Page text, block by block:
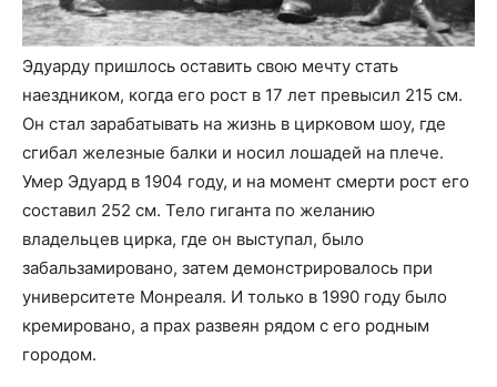
Эдуарду пришлось оставить свою мечту стать
наездником, когда его рост в 17 лет превысил 215 см.
Он стал зарабатывать на жизнь в цирковом шоу, где
сгибал железные балки и носил лошадей на плече.
Умер Эдуард в 1904 году, и на момент смерти рост его
составил 252 см. Тело гиганта по желанию
владельцев цирка, где он выступал, было
забальзамировано, затем демонстрировалось при
университете Монреаля. И только в 1990 году было
кремировано, а прах развеян рядом с его родным
городом.